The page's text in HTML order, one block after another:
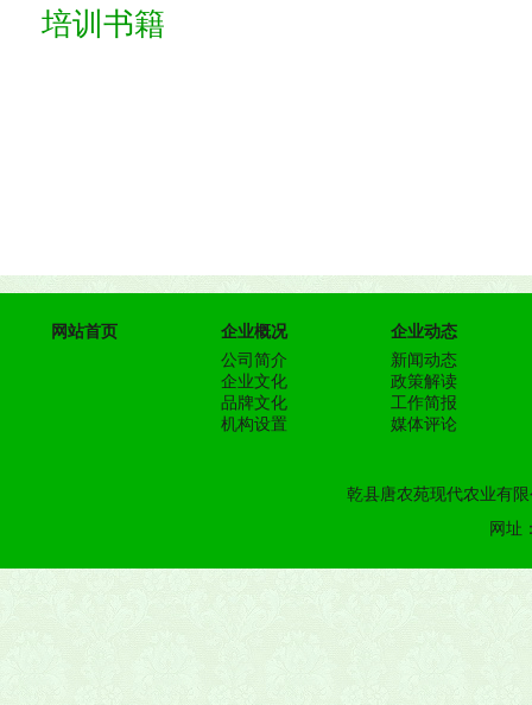
培训书籍
网站首页 企业概况
企业动态
公司简介
企业文化
品牌文化
机构设置
新闻动态
政策解读
工作简报
媒体评论
乾县唐农苑现代农业有
网址